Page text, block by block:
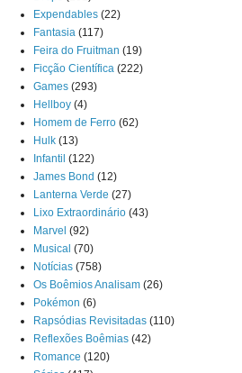
Expendables (22)
Fantasia (117)
Feira do Fruitman (19)
Ficção Científica (222)
Games (293)
Hellboy (4)
Homem de Ferro (62)
Hulk (13)
Infantil (122)
James Bond (12)
Lanterna Verde (27)
Lixo Extraordinário (43)
Marvel (92)
Musical (70)
Notícias (758)
Os Boêmios Analisam (26)
Pokémon (6)
Rapsódias Revisitadas (110)
Reflexões Boêmias (42)
Romance (120)